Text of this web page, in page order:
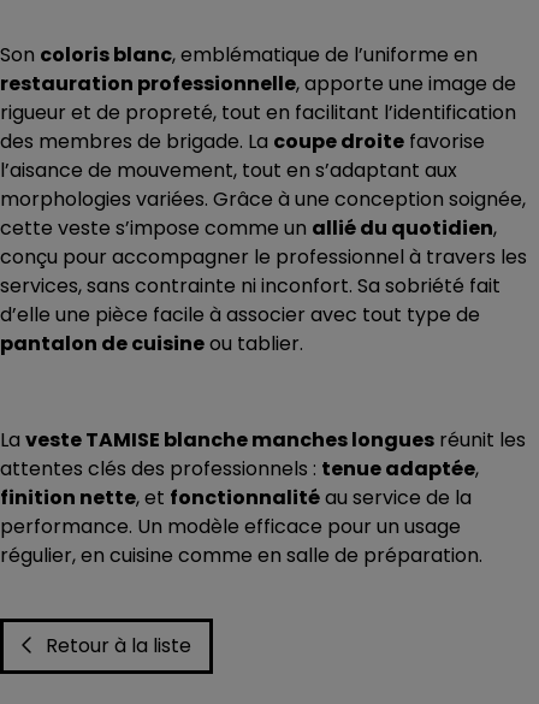
Son coloris blanc, emblématique de l’uniforme en
restauration professionnelle, apporte une image de
rigueur et de propreté, tout en facilitant l’identification
des membres de brigade. La coupe droite favorise
l’aisance de mouvement, tout en s’adaptant aux
morphologies variées. Grâce à une conception soignée,
cette veste s’impose comme un allié du quotidien,
conçu pour accompagner le professionnel à travers les
services, sans contrainte ni inconfort. Sa sobriété fait
d’elle une pièce facile à associer avec tout type de
pantalon de cuisineou tablier.
La veste TAMISE blanche manches longues réunit les
attentes clés des professionnels : tenue adaptée,
finition nette, et fonctionnalitéau service de la
performance. Un modèle efficace pour un usage
régulier, en cuisine comme en salle de préparation.
Retour à la liste